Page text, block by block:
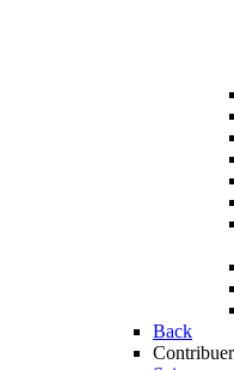
Back
Contribuer